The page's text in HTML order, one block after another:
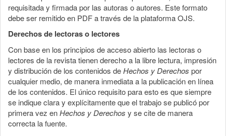
requisitada y firmada por las autoras o autores. Este formato
debe ser remitido en PDF a través de la plataforma OJS.
Derechos de lectoras o lectores
Con base en los principios de acceso abierto las lectoras o
lectores de la revista tienen derecho a la libre lectura, impresión
y distribución de los contenidos deHechos y Derechos por
cualquier medio, de manera inmediata a la publicación en línea
de los contenidos. El único requisito para esto es que siempre
se indique clara y explícitamente que el trabajo se publicó por
primera vez enHechos y Derechos y se cite de manera
correcta la fuente.